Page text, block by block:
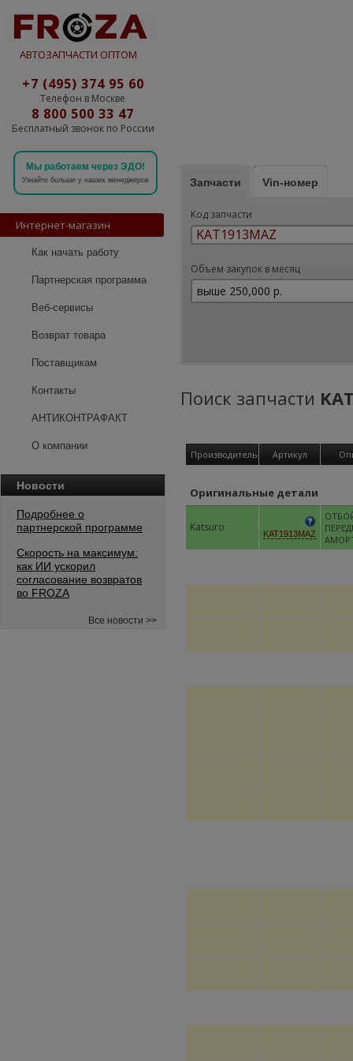
АВТОЗАПЧАСТИ ОПТОМ
+7 (495) 374 95 60
Телефон в Москве
8 800 500 33 47
Бесплатный звонок по России
Мы работаем через ЭДО!
Узнайте больше у наших менеджеров
Интернет-магазин
Как начать работу
Партнерская программа
Веб-сервисы
Возврат товара
Поставщикам
Контакты
АНТИКОНТРАФАКТ
О компании
Новости
Подробнее о
партнерской программе
Скорость на максимум:
как ИИ ускорил
согласование возвратов
во FROZA
Все новости >>
Запчасти Vin-номер
Код запчасти
Объем закупок в месяц
Поиск запчасти
Производитель Артикул
Оригинальные детали
Katsuro KAT1913MAZ